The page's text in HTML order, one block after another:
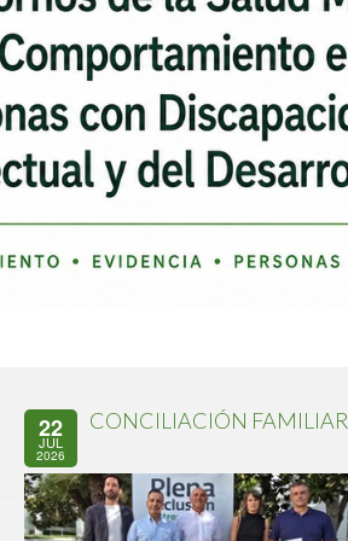
22
JUL
2026
CONCILIACIÓN FAMILIAR